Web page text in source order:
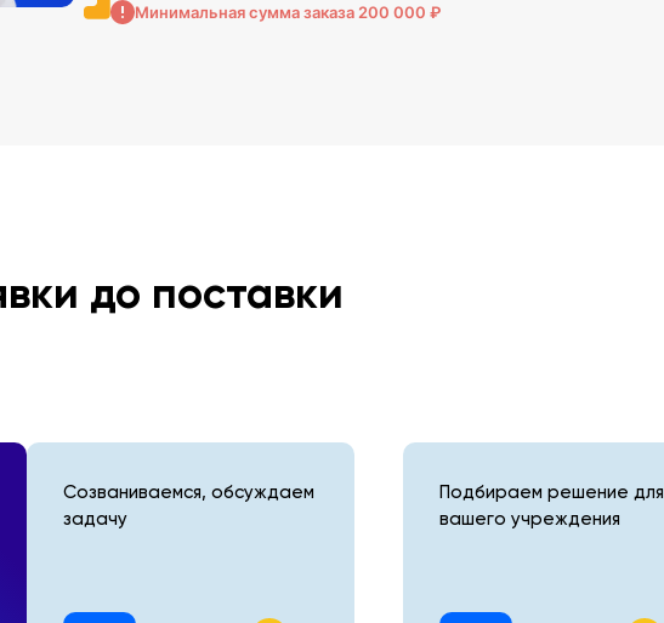
Минимальная сумма заказа 200 000 ₽
до поставки
Созваниваемся, обсуждаем
задачу
Подбираем решение для
вашего учреждения